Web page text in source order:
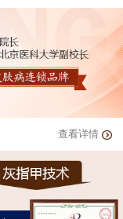
查看详情